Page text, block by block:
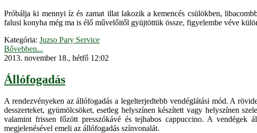
Próbálja ki mennyi íz és zamat illat lakozik a kemencés csülökben,
falusi konyha még ma is élő művelőitől gyüjtöttük össze, figyelembe véve
Kategória: Juzso Pary Service
Bővebben...
2013. november 18., hétfő 12:02
Állófogadás
A rendezvényeken az állófogadás a legelterjedtebb vendéglátási mód. A
desszerteket, gyümölcsöket, esetleg helyszínen készített vagy helyszínen
valamint frissen főzött presszókávé és tejhabos cappuccino. A
megjelenésével emeli az állófogadás színvonalát.